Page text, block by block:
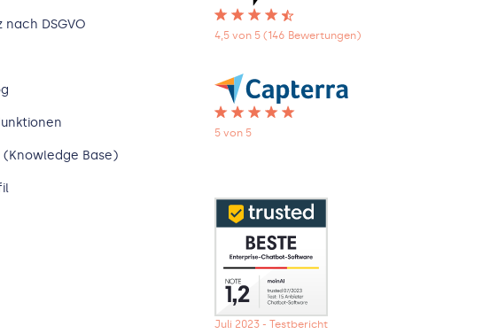
DSGVO
Base)
4,5 von 5 (146 Bewertungen)
5 von 5
Juli 2023 - Testbericht